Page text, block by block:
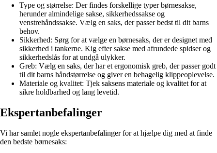
Type og størrelse: Der findes forskellige typer børnesakse,
herunder almindelige sakse, sikkerhedssakse og
venstrehåndssakse. Vælg en saks, der passer bedst til dit barns
behov.
Sikkerhed: Sørg for at vælge en børnesaks, der er designet med
sikkerhed i tankerne. Kig efter sakse med afrundede spidser og
sikkerhedslås for at undgå ulykker.
Greb: Vælg en saks, der har et ergonomisk greb, der passer godt
til dit barns håndstørrelse og giver en behagelig klippeoplevelse.
Materiale og kvalitet: Tjek saksens materiale og kvalitet for at
sikre holdbarhed og lang levetid.
Ekspertanbefalinger
Vi har samlet nogle ekspertanbefalinger for at hjælpe dig med at finde
den bedste børnesaks: